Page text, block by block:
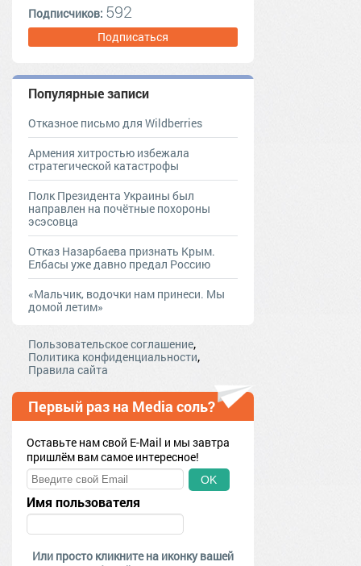
Подписчиков: 592
Подписаться
Популярные записи
Отказное письмо для Wildberries
Армения хитростью избежала
стратегической катастрофы
Полк Президента Украины был
направлен на почётные похороны
эсэсовца
Отказ Назарбаева признать Крым.
Елбасы уже давно предал Россию
«Мальчик, водочки нам принеси. Мы
домой летим»
Пользовательское соглашение,
Политика конфиденциальности,
Правила сайта
Первый раз на Media соль?
Оставьте нам свой E-Mail и мы завтра
пришлём вам самое интересное!
OK
Имя пользователя
Или просто кликните на иконку вашей